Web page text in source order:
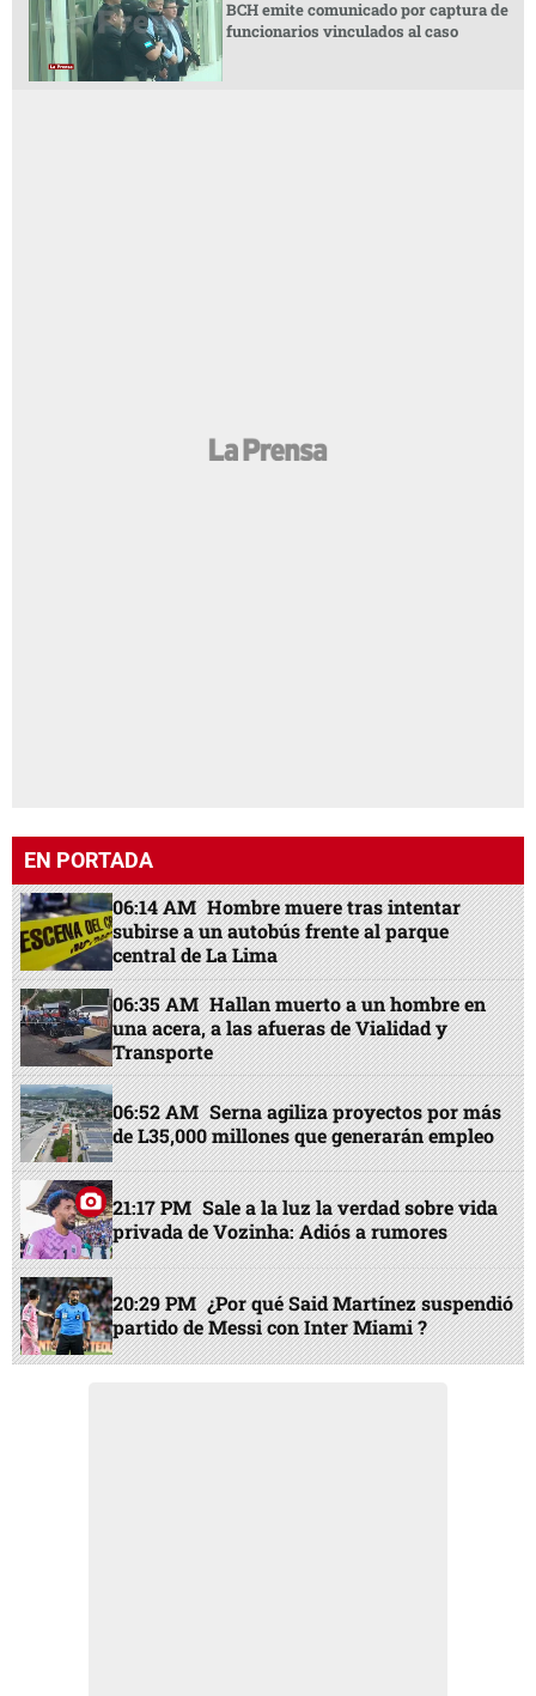
BCH emite comunicado por captura de
funcionarios vinculados al caso
EN PORTADA
06:14 AM Hombre muere tras intentar
subirse a un autobús frente al parque
central de La Lima
06:35 AM Hallan muerto a un hombre en
una acera, a las afueras de Vialidad y
Transporte
06:52 AM Serna agiliza proyectos por más
de L35,000 millones que generarán empleo
21:17 PM Sale a la luz la verdad sobre vida
privada de Vozinha: Adiós a rumores
20:29 PM ¿Por qué Said Martínez suspendió
partido de Messi con Inter Miami ?